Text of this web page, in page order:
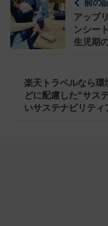
前の
アップ
ンシー
生児期
楽天トラベルなら
どに配慮した“サス
いサステナビリテ